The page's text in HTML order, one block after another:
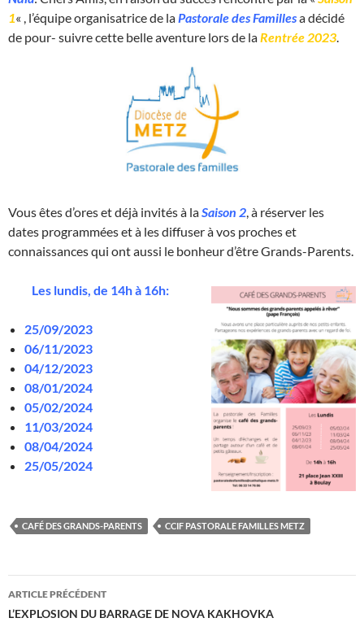
1« , l’équipe organisatrice de laPastorale des Famillesa décidé
de pour- suivre cette belle aventure lors de laRentrée 2023.
Vous êtes d’ores et déjà invités à laSaison 2, à réserver les
dates programmées et à les diffuser à vos proches et
connaissances qui ont aussi le bonheur d’être Grands-Parents.
Les lundis, de 14h à 16h:
25/09/2023
06/11/2023
04/12/2023
08/01/2024
05/02/2024
11/03/2024
08/04/2024
25/05/2024
CAFÉ DES GRANDS-PARENTS CCIF PASTORALE FAMILLES METZ
Navigation
des
ARTICLE PRÉCÉDENT
L’EXPLOSION DU BARRAGE DE NOVA KAKHOVKA